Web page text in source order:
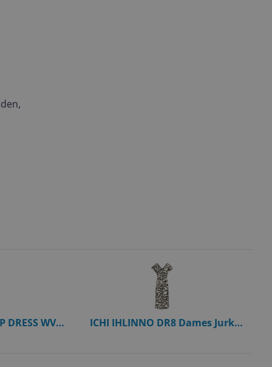
DRESS WVN
ICHI IHLINNO DR8 Dames Jurk